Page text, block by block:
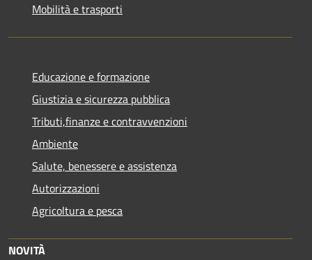
Mobilità e trasporti
Educazione e formazione
Giustizia e sicurezza pubblica
Tributi,finanze e contravvenzioni
Ambiente
Salute, benessere e assistenza
Autorizzazioni
Agricoltura e pesca
NOVITÀ